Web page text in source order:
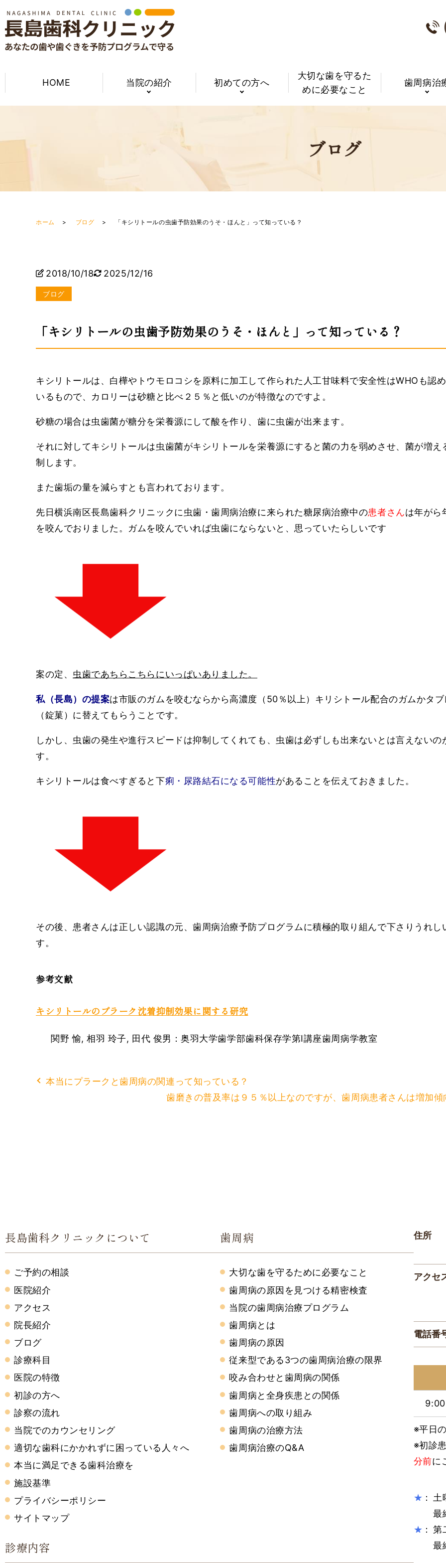
HOME 当院の紹介 初めての方へ
大切な歯を守るた
めに必要なこと
歯周病治
ブログ
ホーム ブログ 「キシリトールの虫歯予防効果のうそ・ほんと」って知っている？
2018/10/18 2025/12/16
ブログ
「キシリトールの虫歯予防効果のうそ・ほんと」って知っている？
キシリトールは、白樺やトウモロコシを原料に加工して作られた人工甘味料で安全性はWHOも認
いるもので、カロリーは砂糖と比べ２５％と低いのが特徴なのですよ。
砂糖の場合は虫歯菌が糖分を栄養源にして酸を作り、歯に虫歯が出来ます。
それに対してキシリトールは虫歯菌がキシリトールを栄養源にすると菌の力を弱めさせ、菌が増え
制します。
また歯垢の量を減らすとも言われております。
先日横浜南区長島歯科クリニックに虫歯・歯周病治療に来られた糖尿病治療中の患者さんは年がら
を咬んでおりました。ガムを咬んでいれば虫歯にならないと、思っていたらしいです
案の定、 虫歯であちらこちらにいっぱいありました。
私（長島）の提案は市販のガムを咬むならから高濃度（50％以上）キリシトール配合のガムかタブ
（錠菓）に替えてもらうことです。
しかし、虫歯の発生や進行スピードは抑制してくれても、虫歯は必ずしも出来ないとは言えないの
す。
キシリトールは食べすぎると下痢・尿路結石になる可能性があることを伝えておきました。
その後、患者さんは正しい認識の元、歯周病治療予防プログラムに積極的取り組んで下さりうれし
す。
参考文献
キシリトールのプラーク沈着抑制効果に関する研究
関野 愉, 相羽 玲子, 田代 俊男：奥羽大学歯学部歯科保存学第I講座歯周病学教室
本当にプラークと歯周病の関連って知っている？
歯磨きの普及率は９５％以上なのですが、歯周病患者さんは増加傾
長島歯科クリニックについて
ご予約の相談
医院紹介
アクセス
院長紹介
ブログ
診療科目
医院の特徴
初診の方へ
診察の流れ
当院でのカウンセリング
適切な歯科にかかれずに困っている人々へ
本当に満足できる歯科治療を
施設基準
プライバシーポリシー
サイトマップ
歯周病
大切な歯を守るために必要なこと
歯周病の原因を見つける精密検査
当院の歯周病治療プログラム
歯周病とは
歯周病の原因
従来型である3つの歯周病治療の限界
咬み合わせと歯周病の関係
歯周病と全身疾患との関係
歯周病への取り組み
歯周病の治療方法
歯周病治療のQ&A
診療内容
住所
アクセ
電話番
※平日
※初診
分前に
★：
土
最
★： 第
最